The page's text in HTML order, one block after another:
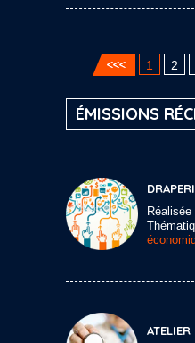
1 2
ÉMISSIONS
Réalisée